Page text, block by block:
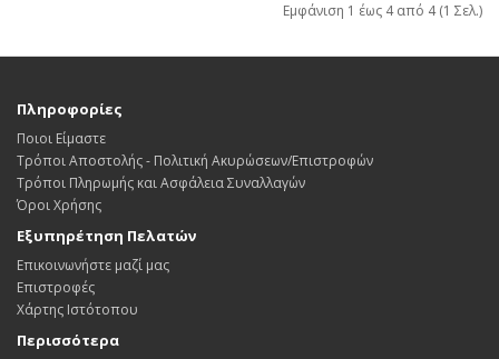
Εμφάνιση 1 έως 4 από 4 (1 Σελ.)
Πληροφορίες
Ποιοι Είμαστε
Τρόποι Αποστολής - Πολιτική Ακυρώσεων/Επιστροφών
Τρόποι Πληρωμής και Ασφάλεια Συναλλαγών
Όροι Χρήσης
Εξυπηρέτηση Πελατών
Επικοινωνήστε μαζί μας
Επιστροφές
Χάρτης Ιστότοπου
Περισσότερα